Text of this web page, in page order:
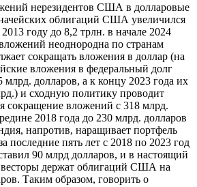
нерезидентов США в долларовые
облигаций США увеличился
году до 8,2 трлн. в начале 2024
неоднородна по странам
сокращать вложения в доллар (на
вложения в федеральный долг
долларов, а к концу 2023 года их
и сходную политику проводит
сокращение вложений с 318 млрд.
2018 года до 230 млрд. долларов
напротив, наращивает портфель
последние пять лет с 2018 по 2023 год
90 млрд долларов, и в настоящий
держат облигаций США на
Таким образом, говорить о